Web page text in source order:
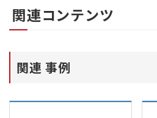
関連コンテンツ
関連 事例